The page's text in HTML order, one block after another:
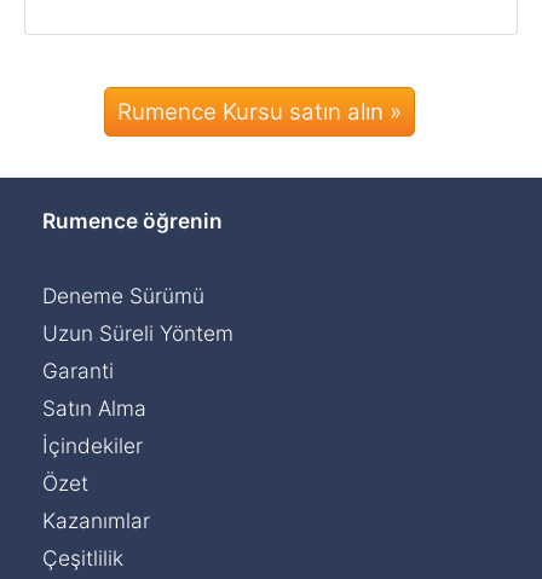
Rumence Kursu satın alın »
Rumence öğrenin
Deneme Sürümü
Uzun Süreli Yöntem
Garanti
Satın Alma
İçindekiler
Özet
Kazanımlar
Çeşitlilik